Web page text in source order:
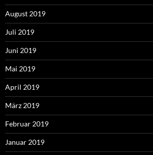
August 2019
Juli 2019
Juni 2019
Mai 2019
April 2019
März 2019
Februar 2019
Januar 2019